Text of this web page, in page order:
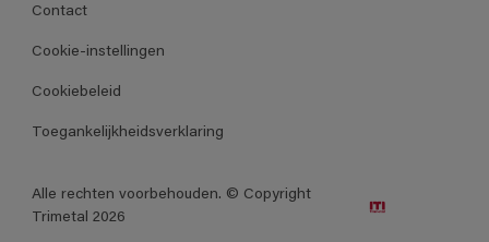
Contact
Cookie-instellingen
Cookiebeleid
Toegankelijkheidsverklaring
Alle rechten voorbehouden. © Copyright
Trimetal 2026